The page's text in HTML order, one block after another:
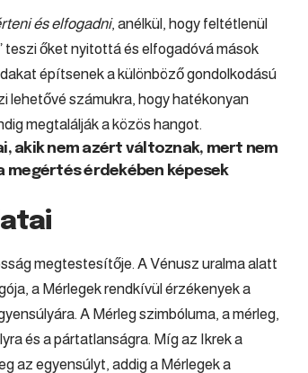
és elfogadni, anélkül, hogy feltétlenül
teszi őket nyitottá és elfogadóvá mások
építsenek a különböző gondolkodású
lehetővé számukra, hogy hatékonyan
megtalálják a közös hangot.
akik nem azért változnak, mert nem
megértés érdekében képesek
megtestesítője. A Vénusz uralma alatt
a Mérlegek rendkívül érzékenyek a
A Mérleg szimbóluma, a mérleg,
és a pártatlanságra. Míg az Ikrek a
az egyensúlyt, addig a Mérlegek a